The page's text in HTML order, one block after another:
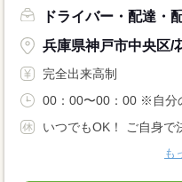
ドライバー・配達・
兵庫県神戸市中央区/
完全出来高制
00：00〜00：00 ※自分
いつでもOK！ ご自身で
も